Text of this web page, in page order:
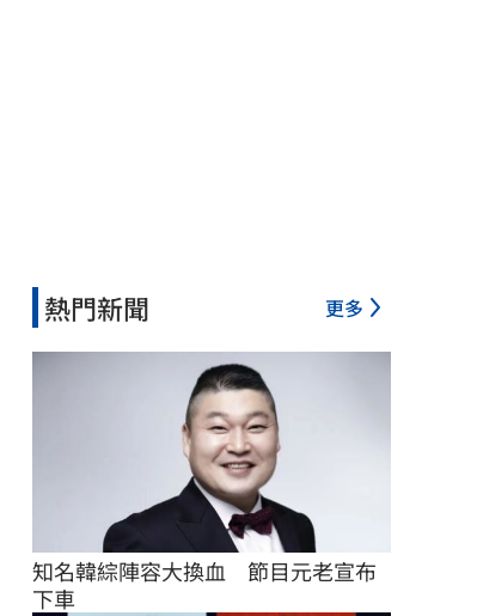
熱門新聞 更多
知名韓綜陣容大換血　節目元老宣布
下車